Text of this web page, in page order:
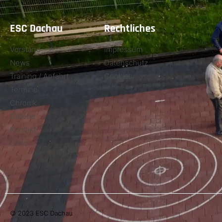
ESC Dachau
Vorstand
News
Training / Anfahrt
Termine
Chronik
Gallerie
Kontakt
Links
Rechtliches
Impressum
Datenschutz
Cookies
© 2023 ESC Dachau